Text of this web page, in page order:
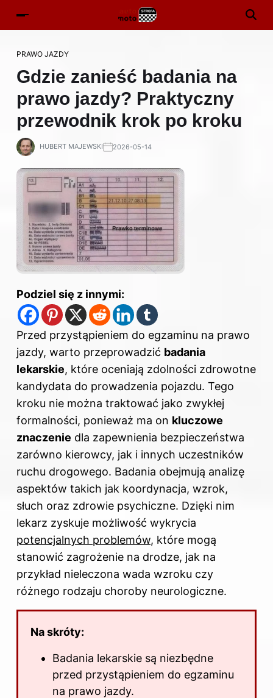
PRAWO JAZDY
Gdzie zanieść badania na
prawo jazdy? Praktyczny
przewodnik krok po kroku
HUBERT MAJEWSKI 2026-05-14
Podziel się z innymi:
Przed przystąpieniem do egzaminu na prawo
jazdy, warto przeprowadzić badania
lekarskie, które oceniają zdolności zdrowotne
kandydata do prowadzenia pojazdu. Tego
kroku nie można traktować jako zwykłej
formalności, ponieważ ma on kluczowe
znaczenie dla zapewnienia bezpieczeństwa
zarówno kierowcy, jak i innych uczestników
ruchu drogowego. Badania obejmują analizę
aspektów takich jak koordynacja, wzrok,
słuch oraz zdrowie psychiczne. Dzięki nim
lekarz zyskuje możliwość wykrycia
potencjalnych problemów, które mogą
stanowić zagrożenie na drodze, jak na
przykład nieleczona wada wzroku czy
różnego rodzaju choroby neurologiczne.
Na skróty:
Badania lekarskie są niezbędne
przed przystąpieniem do egzaminu
na prawo jazdy.